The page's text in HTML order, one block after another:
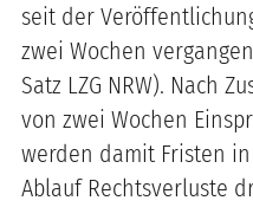
seit der
zwei Wochen
Satz LZG NRW). Nach
von zwei Wochen
werden damit Fristen
Ablauf Rechtsverluste